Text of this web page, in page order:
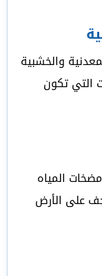
والخشبية
التي تكون
المياه
على الأرض